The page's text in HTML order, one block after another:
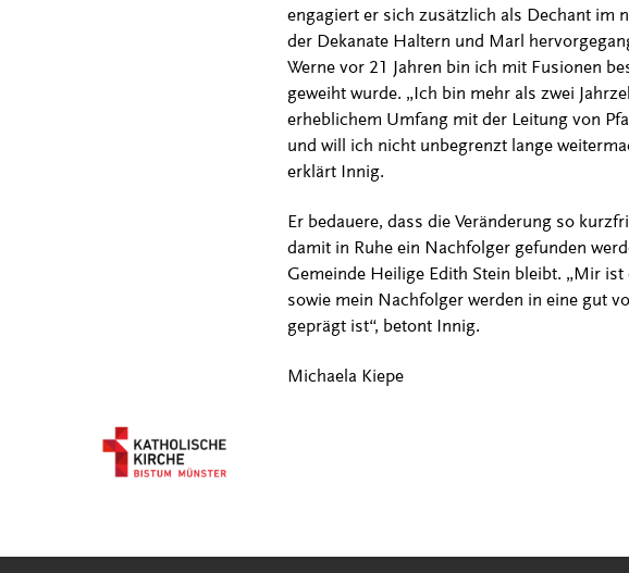
engagiert er sich zusätzlich als Dechant im
der Dekanate Haltern und Marl
Werne vor 21 Jahren bin ich mit Fusionen
geweiht wurde. „Ich bin mehr als zwei
erheblichem Umfang mit der Leitung von
und will ich nicht unbegrenzt lange
erklärt Innig.
Er bedauere, dass die Veränderung so
damit in Ruhe ein Nachfolger gefunden
Gemeinde Heilige Edith Stein bleibt. „Mir
sowie mein Nachfolger werden in eine gut
geprägt ist“, betont Innig.
Michaela Kiepe